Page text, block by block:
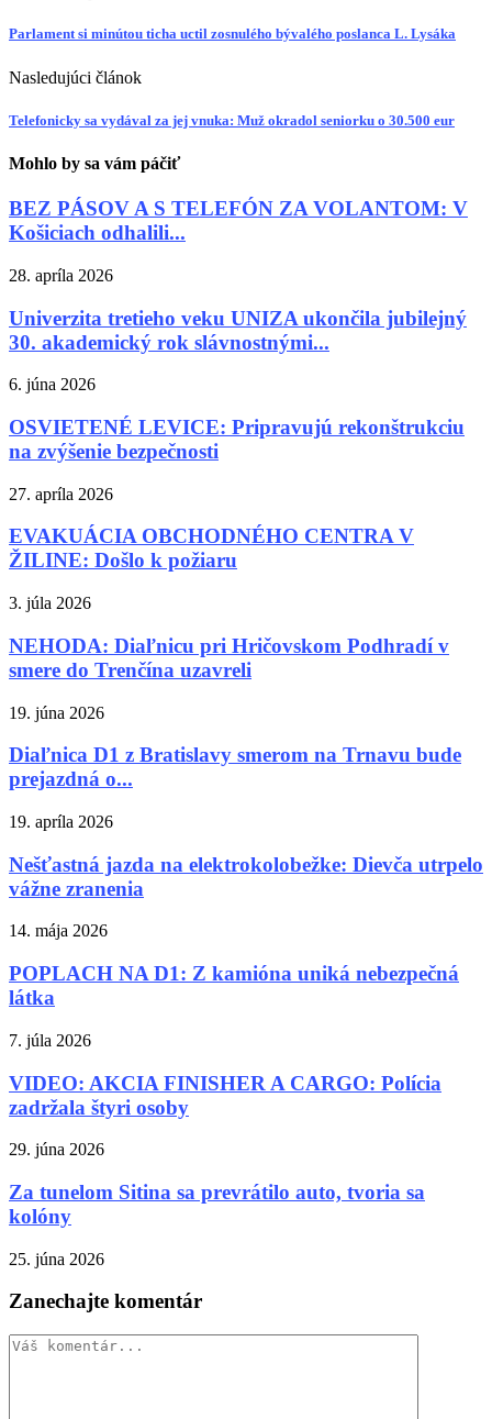
Parlament si minútou ticha uctil zosnulého bývalého poslanca L. Lysáka
Nasledujúci článok
Telefonicky sa vydával za jej vnuka: Muž okradol seniorku o 30.500 eur
Mohlo by sa vám páčiť
BEZ PÁSOV A S TELEFÓN ZA VOLANTOM: V
Košiciach odhalili...
28. apríla 2026
Univerzita tretieho veku UNIZA ukončila jubilejný
30. akademický rok slávnostnými...
6. júna 2026
OSVIETENÉ LEVICE: Pripravujú rekonštrukciu
na zvýšenie bezpečnosti
27. apríla 2026
EVAKUÁCIA OBCHODNÉHO CENTRA V
ŽILINE: Došlo k požiaru
3. júla 2026
NEHODA: Diaľnicu pri Hričovskom Podhradí v
smere do Trenčína uzavreli
19. júna 2026
Diaľnica D1 z Bratislavy smerom na Trnavu bude
prejazdná o...
19. apríla 2026
Nešťastná jazda na elektrokolobežke: Dievča utrpelo
vážne zranenia
14. mája 2026
POPLACH NA D1: Z kamióna uniká nebezpečná
látka
7. júla 2026
VIDEO: AKCIA FINISHER A CARGO: Polícia
zadržala štyri osoby
29. júna 2026
Za tunelom Sitina sa prevrátilo auto, tvoria sa
kolóny
25. júna 2026
Zanechajte komentár